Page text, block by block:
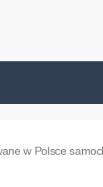
w Polsce